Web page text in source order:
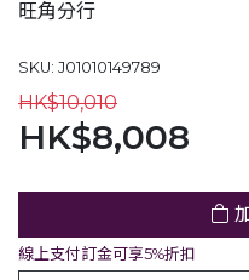
旺角分行
SKU: J01010149789
HK$10,010
HK$8,008
線上支付訂金可享5%折扣